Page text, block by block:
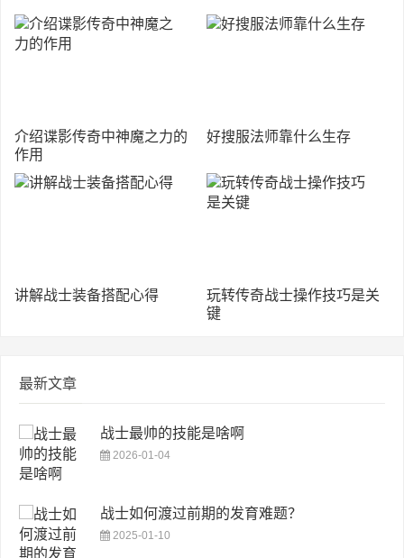
介绍谍影传奇中神魔之力的
作用
好搜服法师靠什么生存
讲解战士装备搭配心得
玩转传奇战士操作技巧是关
键
最新文章
战士最帅的技能是啥啊
2026-01-04
战士如何渡过前期的发育难题？
2025-01-10